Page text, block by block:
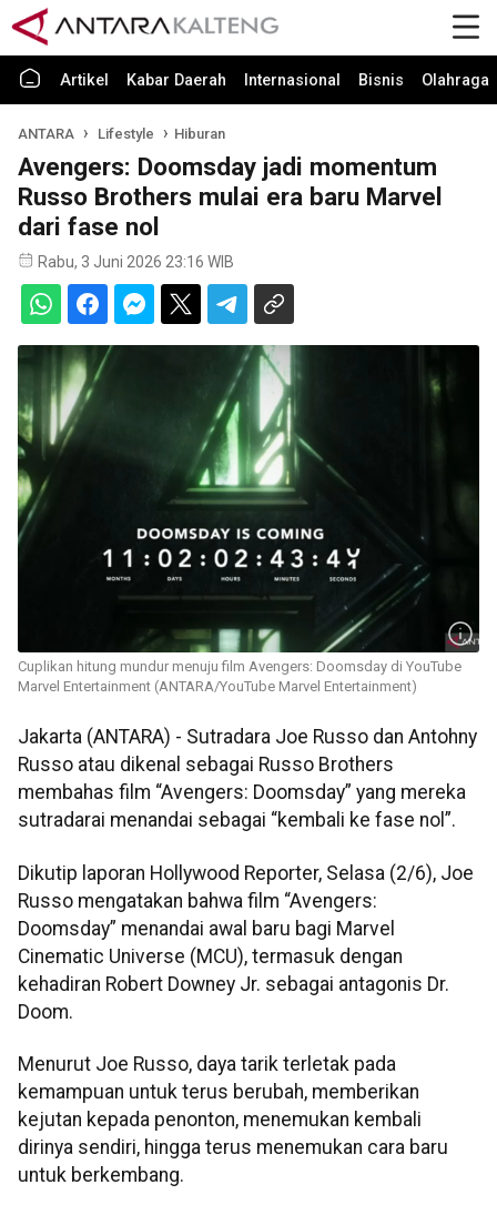
Artikel Kabar Daerah Internasional Bisnis Olahraga
ANTARA Lifestyle Hiburan
Avengers: Doomsday jadi momentum
Russo Brothers mulai era baru Marvel
dari fase nol
Rabu, 3 Juni 2026 23:16 WIB
Cuplikan hitung mundur menuju film Avengers: Doomsday di YouTube
Marvel Entertainment (ANTARA/YouTube Marvel Entertainment)
Jakarta (ANTARA) - Sutradara Joe Russo dan Antohny
Russo atau dikenal sebagai Russo Brothers
membahas film “Avengers: Doomsday” yang mereka
sutradarai menandai sebagai “kembali ke fase nol”.
Dikutip laporan Hollywood Reporter, Selasa (2/6), Joe
Russo mengatakan bahwa film “Avengers:
Doomsday” menandai awal baru bagi Marvel
Cinematic Universe (MCU), termasuk dengan
kehadiran Robert Downey Jr. sebagai antagonis Dr.
Doom.
Menurut Joe Russo, daya tarik terletak pada
kemampuan untuk terus berubah, memberikan
kejutan kepada penonton, menemukan kembali
dirinya sendiri, hingga terus menemukan cara baru
untuk berkembang.